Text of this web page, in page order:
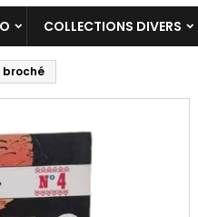
COLLECTIONS DIVERS
broché